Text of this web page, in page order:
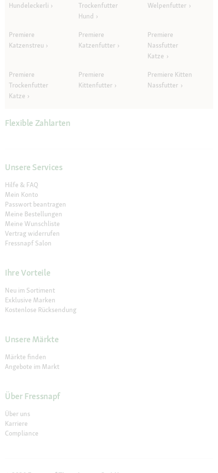
Hundeleckerli
Trockenfutter
Hund
Welpenfutter
Premiere
Katzenstreu
Premiere
Katzenfutter
Premiere
Nassfutter
Katze
Premiere
Trockenfutter
Katze
Premiere
Kittenfutter
Premiere Kitten
Nassfutter
Flexible Zahlarten
Unsere Services
Hilfe & FAQ
Mein Konto
Passwort beantragen
Meine Bestellungen
Meine Wunschliste
Vertrag widerrufen
Fressnapf Salon
Ihre Vorteile
Neu im Sortiment
Exklusive Marken
Kostenlose Rücksendung
Unsere Märkte
Märkte finden
Angebote im Markt
Über Fressnapf
Über uns
Karriere
Compliance